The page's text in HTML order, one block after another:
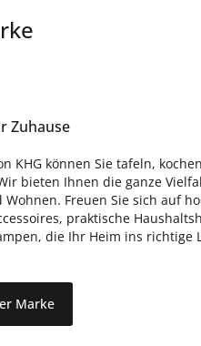
Zuhause
KHG können Sie tafeln,
bieten Ihnen die ganze
Wohnen. Freuen Sie sich auf
praktische
die Ihr Heim ins richtige
Marke